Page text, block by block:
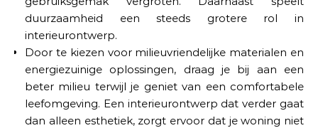
duurzaamheid een steeds grotere rol in
interieurontwerp.
Door te kiezen voor milieuvriendelijke materialen en
energiezuinige oplossingen, draag je bij aan een
beter milieu terwijl je geniet van een comfortabele
leefomgeving. Een interieurontwerp dat verder gaat
dan alleen esthetiek, zorgt ervoor dat je woning niet